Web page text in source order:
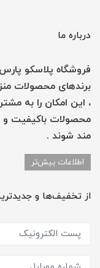
درباره ما
فروشگاه پلاسکو
برندهای محصولات
، این امکان را به
محصولات باکیفیت و
مند شوند .
اطلاعات بیش‌تر
از تخفیف‌ها و